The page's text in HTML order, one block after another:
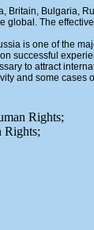
Britain, Bulgaria,
The
is one of the
successful
to attract
and some
Rights;
Rights;